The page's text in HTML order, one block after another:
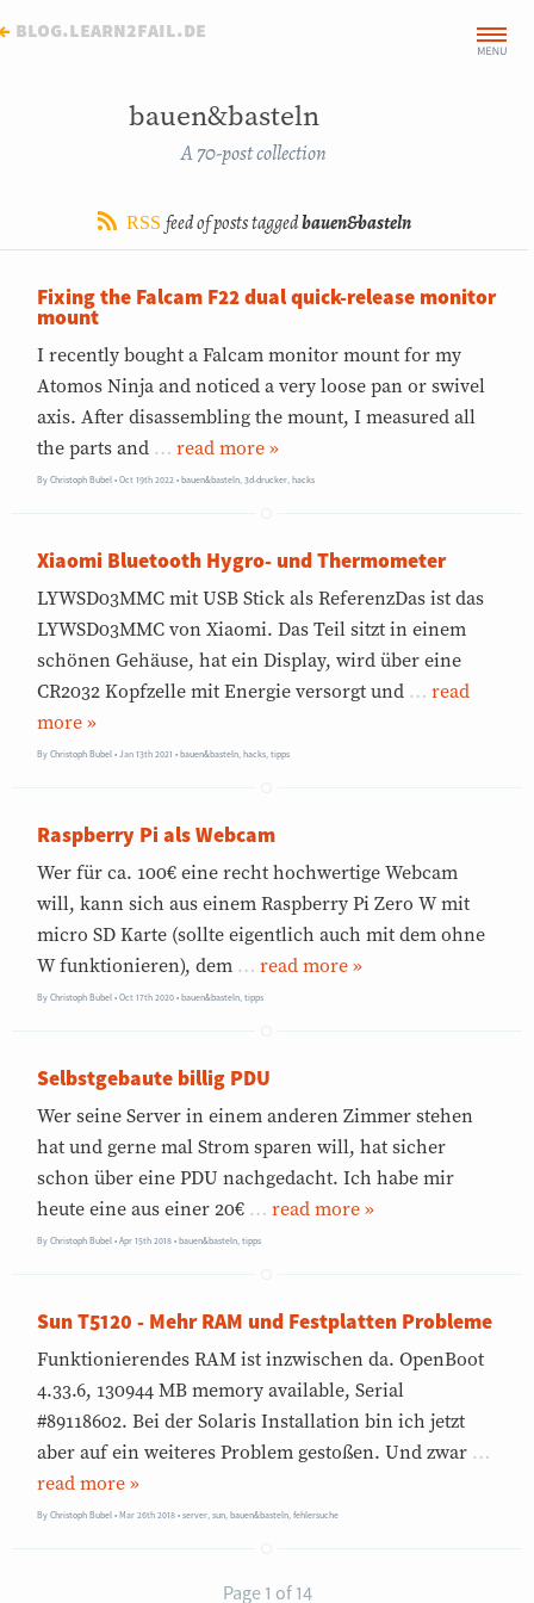
blog.learn2fail.de
bauen&basteln
A 70-post collection
RSS feed of posts taggedbauen&basteln
Fixing the Falcam F22 dual quick-release monitor
mount
I recently bought a Falcam monitor mount for my
Atomos Ninja and noticed a very loose pan or swivel
axis. After disassembling the mount, I measured all
the parts and … »
ByChristoph Bubel Oct 19th 2022 •bauen&basteln,3d-drucker,hacks
Xiaomi Bluetooth Hygro- und Thermometer
LYWSD03MMC mit USB Stick als ReferenzDas ist das
LYWSD03MMC von Xiaomi. Das Teil sitzt in einem
schönen Gehäuse, hat ein Display, wird über eine
CR2032 Kopfzelle mit Energie versorgt und …
»
ByChristoph Bubel Jan 13th 2021 •bauen&basteln,hacks,tipps
Raspberry Pi als Webcam
Wer für ca. 100€ eine recht hochwertige Webcam
will, kann sich aus einem Raspberry Pi Zero W mit
micro SD Karte (sollte eigentlich auch mit dem ohne
W funktionieren), dem … »
ByChristoph Bubel Oct 17th 2020 •bauen&basteln,tipps
Selbstgebaute billig PDU
Wer seine Server in einem anderen Zimmer stehen
hat und gerne mal Strom sparen will, hat sicher
schon über eine PDU nachgedacht. Ich habe mir
heute eine aus einer 20€ … »
ByChristoph Bubel Apr 15th 2018 •bauen&basteln,tipps
Sun T5120 - Mehr RAM und Festplatten Probleme
Funktionierendes RAM ist inzwischen da. OpenBoot
4.33.6, 130944 MB memory available, Serial
#89118602. Bei der Solaris Installation bin ich jetzt
aber auf ein weiteres Problem gestoßen. Und zwar …
»
ByChristoph Bubel Mar 26th 2018 •server,sun,bauen&basteln,fehlersuche
Page 1 of 14